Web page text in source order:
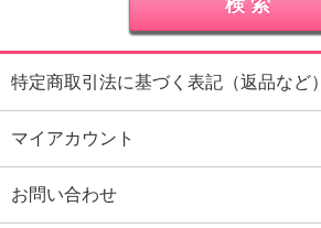
特定商取引法に基づく表記（返品など）
マイアカウント
お問い合わせ